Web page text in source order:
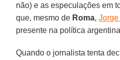
não) e as especulações em
que, mesmo de Roma,
presente na política
Quando o jornalista tenta